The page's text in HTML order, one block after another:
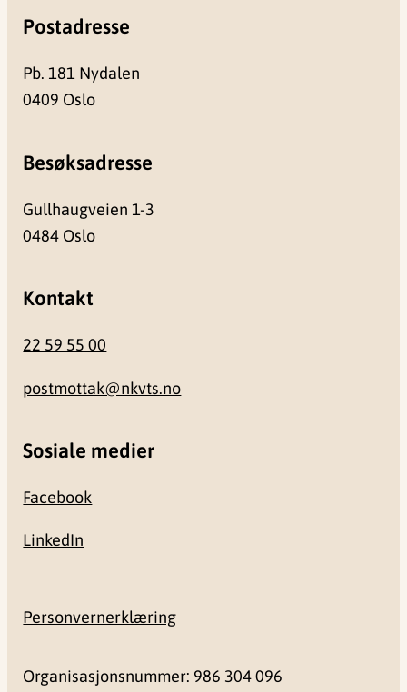
Postadresse
Pb. 181 Nydalen
0409 Oslo
Besøksadresse
Gullhaugveien 1-3
0484 Oslo
Kontakt
22 59 55 00
postmottak@nkvts.no
Sosiale medier
Facebook
LinkedIn
Personvernerklæring
Organisasjonsnummer: 986 304 096